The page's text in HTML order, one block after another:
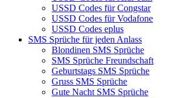
USSD Codes für Congstar
USSD Codes für Vodafone
USSD Codes eplus
SMS Sprüche für jeden Anlass
Blondinen SMS Sprüche
SMS Sprüche Freundschaft
Geburtstags SMS Sprüche
Gruss SMS Sprüche
Gute Nacht SMS Sprüche